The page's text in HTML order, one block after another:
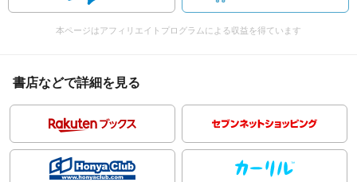
本ページはアフィリエイトプログラムによる収益を得ています
書店などで詳細を見る